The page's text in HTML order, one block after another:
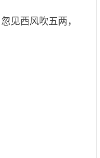
见西风吹五两，